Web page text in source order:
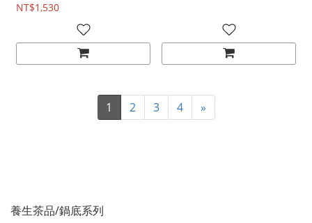
NT$1,530
1 2 3 4 »
養生茶品/鍋底系列